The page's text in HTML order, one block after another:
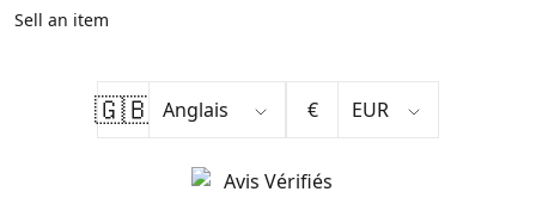
Sell an item
🇬🇧 €